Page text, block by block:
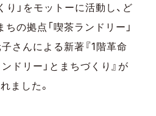
り」をモットーに活動し、ど
の拠点「喫茶ランドリー」
さんによる新著『1階革命
ドリー」とまちづくり』が
ました。